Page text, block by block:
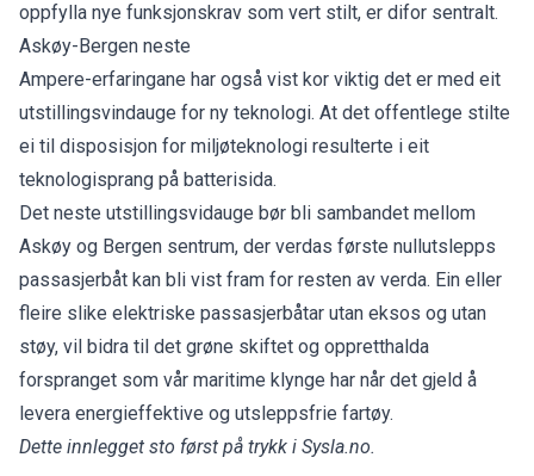
oppfylla nye funksjonskrav som vert stilt, er difor sentralt.
Askøy-Bergen neste
Ampere-erfaringane har også vist kor viktig det er med eit
utstillingsvindauge for ny teknologi. At det offentlege stilte
ei til disposisjon for miljøteknologi resulterte i eit
teknologisprang på batterisida.
Det neste utstillingsvidauge bør bli sambandet mellom
Askøy og Bergen sentrum, der verdas første nullutslepps
passasjerbåt kan bli vist fram for resten av verda. Ein eller
fleire slike elektriske passasjerbåtar utan eksos og utan
støy, vil bidra til det grøne skiftet og oppretthalda
forspranget som vår maritime klynge har når det gjeld å
levera energieffektive og utsleppsfrie fartøy.
Dette innlegget sto først på trykk i Sysla.no.